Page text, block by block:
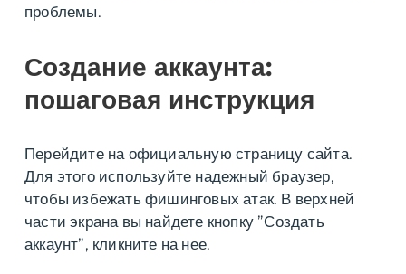
проблемы.
Создание аккаунта:
пошаговая инструкция
Перейдите на официальную страницу сайта.
Для этого используйте надежный браузер,
чтобы избежать фишинговых атак. В верхней
части экрана вы найдете кнопку ”Создать
аккаунт”, кликните на нее.